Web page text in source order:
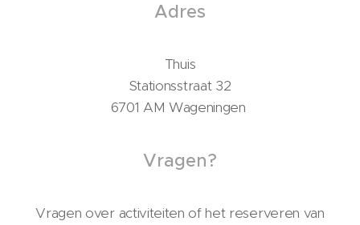
Adres
Thuis
Stationsstraat 32
6701 AM Wageningen
Vragen?
Vragen over activiteiten of het reserveren van